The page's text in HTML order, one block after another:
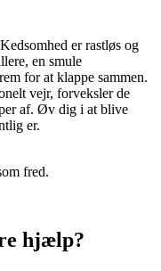
er rastløs og
en smule
for at klappe sammen.
vejr, forveksler de
af. Øv dig i at blive
er.
fred.
hjælp?